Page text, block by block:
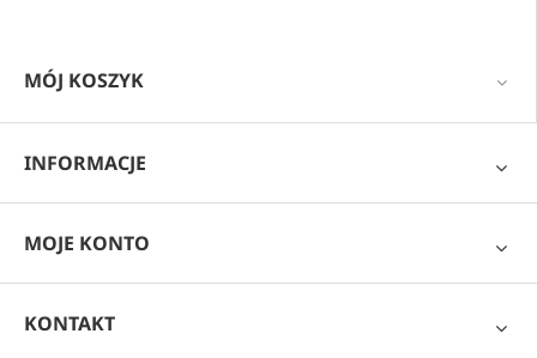
MÓJ KOSZYK
INFORMACJE
MOJE KONTO
KONTAKT